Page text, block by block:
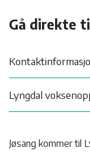
Gå direkte
Lyngdal
Jøsang kommer til